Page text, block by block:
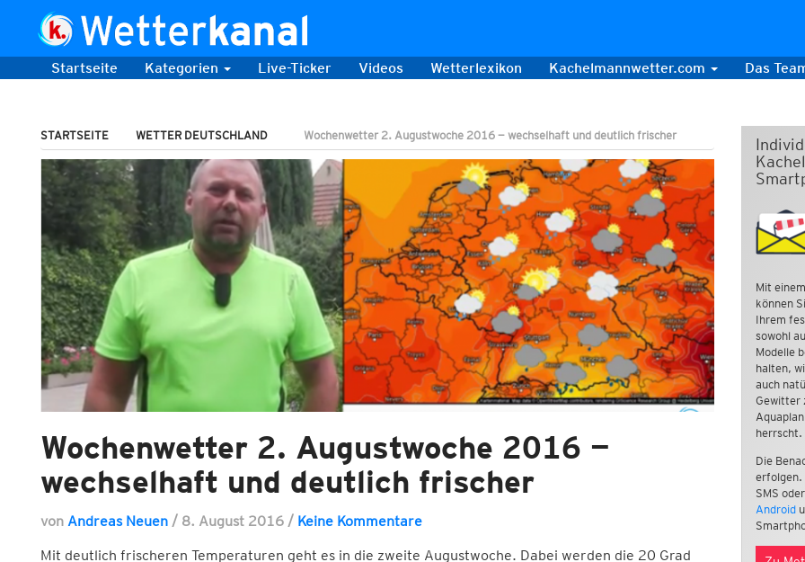
Startseite Kategorien Live-Ticker Videos Wetterlexikon Kachelmannwetter.com Das
STARTSEITE WETTER DEUTSCHLAND Wochenwetter 2. Augustwoche 2016 — wechselhaft und deutlich frischer
Wochenwetter 2. Augustwoche 2016 —
wechselhaft und deutlich frischer
von Andreas Neuen / 8. August 2016 / Keine Kommentare
Mit deutlich frischeren Temperaturen geht es in die zweite Augustwoche. Dabei werden die 20 Grad
Mit
können
Ihrem
sowohl
Modelle
halten,
auch
Gewitter
herrscht.
Die
erfolgen.
SMS
Android